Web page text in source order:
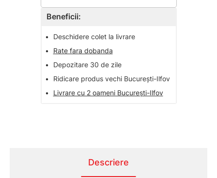
Beneficii:
•
Deschidere colet la livrare
•
Rate fara dobanda
•
Depozitare 30 de zile
•
Ridicare produs vechi București-Ilfov
•
Livrare cu 2 oameni București-Ilfov
Descriere